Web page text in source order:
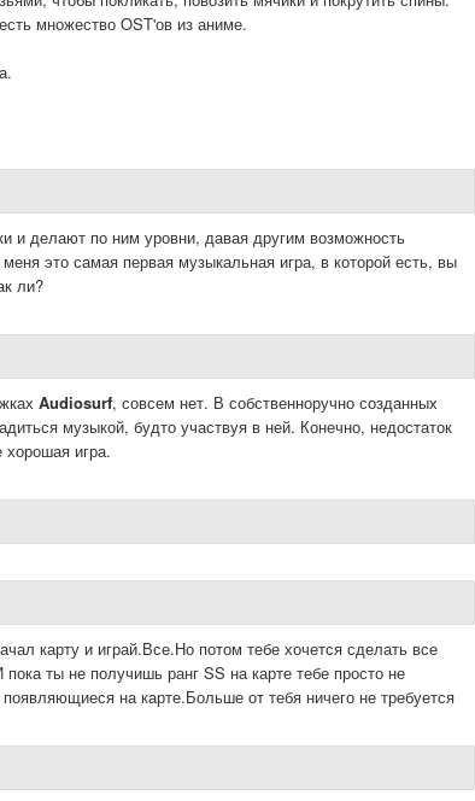
множество OST'ов из аниме.
и делают по ним уровни, давая другим возможность
это самая первая музыкальная игра, в которой есть, вы
ли?
Audiosurf, совсем нет. В собственноручно созданных
музыкой, будто участвуя в ней. Конечно, недостаток
игра.
карту и играй.Все.Но потом тебе хочется сделать все
ты не получишь ранг SS на карте тебе просто не
на карте.Больше от тебя ничего не требуется